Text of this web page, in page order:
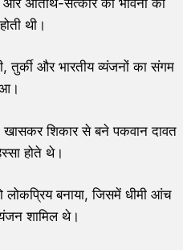
थी।
तुर्की और भारतीय व्यंजनों का संगम
खासकर शिकार से बने पकवान दावत
होते थे।
बनाया, जिसमें धीमी आंच
शामिल थे।